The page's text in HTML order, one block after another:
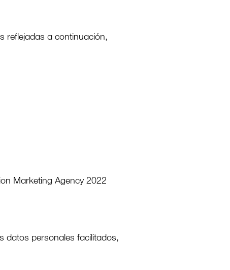
reflejadas a continuación,
Marketing Agency 2022
datos personales facilitados,